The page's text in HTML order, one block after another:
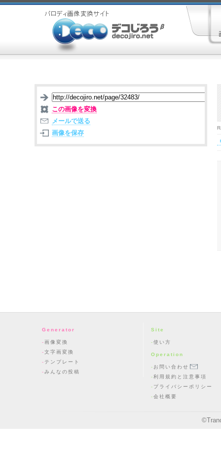
この画像を変換
メールで送る
画像を保存
Generator
画像変換
文字画変換
テンプレート
みんなの投稿
Site
使い方
Operation
お問い合わせ
利用規約と注意事項
プライバシーポリシー
会社概要
©